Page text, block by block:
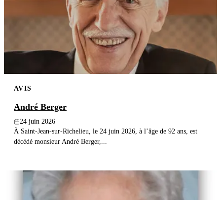
AVIS
André Berger
24 juin 2026
À Saint-Jean-sur-Richelieu, le 24 juin 2026, à l’âge de 92 ans, est
décédé monsieur André Berger,...